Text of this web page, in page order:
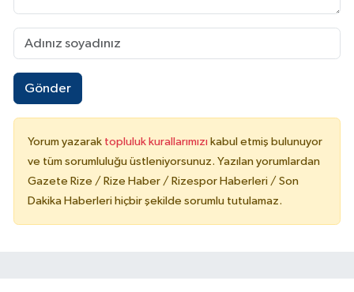
Gönder
Yorum yazarak topluluk kurallarımızı kabul etmiş bulunuyor
ve tüm sorumluluğu üstleniyorsunuz. Yazılan yorumlardan
Gazete Rize / Rize Haber / Rizespor Haberleri / Son
Dakika Haberleri hiçbir şekilde sorumlu tutulamaz.